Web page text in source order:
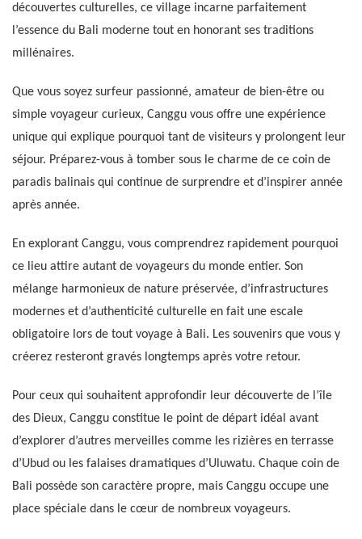
découvertes culturelles, ce village incarne parfaitement
l’essence du Bali moderne tout en honorant ses traditions
millénaires.
Que vous soyez surfeur passionné, amateur de bien-être ou
simple voyageur curieux, Canggu vous offre une expérience
unique qui explique pourquoi tant de visiteurs y prolongent leur
séjour. Préparez-vous à tomber sous le charme de ce coin de
paradis balinais qui continue de surprendre et d’inspirer année
après année.
En explorant Canggu, vous comprendrez rapidement pourquoi
ce lieu attire autant de voyageurs du monde entier. Son
mélange harmonieux de nature préservée, d’infrastructures
modernes et d’authenticité culturelle en fait une escale
obligatoire lors de tout voyage à Bali. Les souvenirs que vous y
créerez resteront gravés longtemps après votre retour.
Pour ceux qui souhaitent approfondir leur découverte de l’île
des Dieux, Canggu constitue le point de départ idéal avant
d’explorer d’autres merveilles comme les rizières en terrasse
d’Ubud ou les falaises dramatiques d’Uluwatu. Chaque coin de
Bali possède son caractère propre, mais Canggu occupe une
place spéciale dans le cœur de nombreux voyageurs.